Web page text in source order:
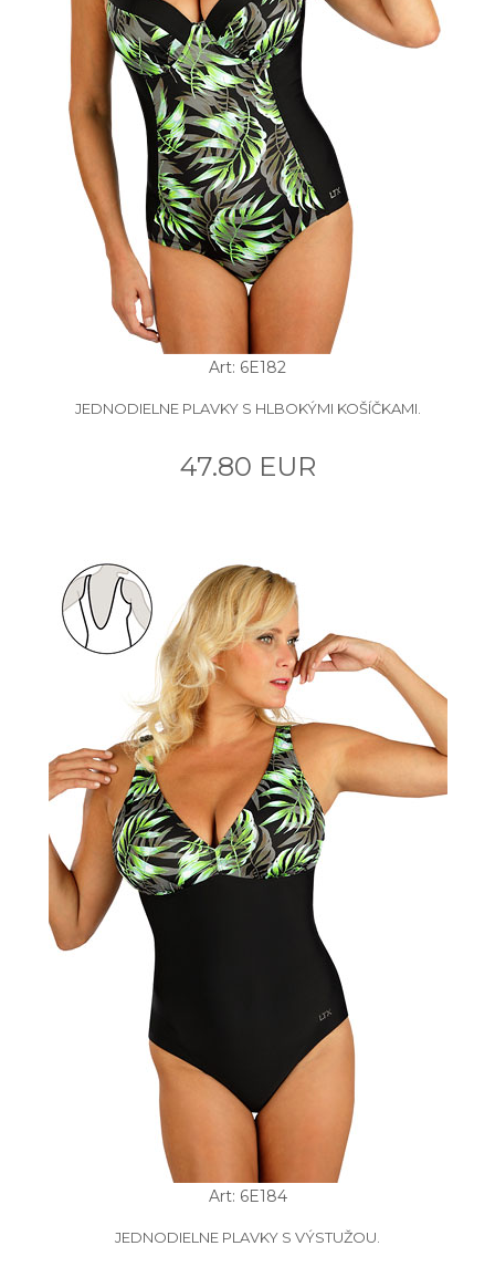
Art: 6E182
JEDNODIELNE PLAVKY S HLBOKÝMI KOŠÍČKAMI.
47.80 EUR
Art: 6E184
JEDNODIELNE PLAVKY S VÝSTUŽOU.